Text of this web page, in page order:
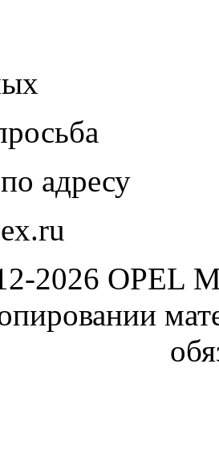
адресу
2026 OPEL